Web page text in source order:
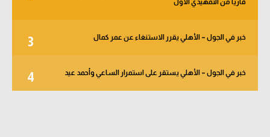
قاريا من التمهيدي الأول
3 خبر في الجول – الأهلي يقرر الاستنغاء عن عمر كمال
4 خبر في الجول – الأهلي يستقر على استمرار الساعي وأحمد عيد